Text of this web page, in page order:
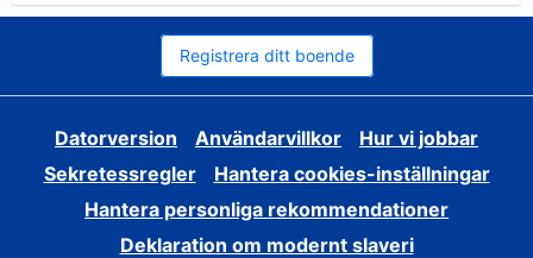
Registrera ditt boende
Datorversion Användarvillkor
Hur vi jobbar
Sekretessregler
Hantera cookies-inställningar
Hantera personliga rekommendationer
Deklaration om modernt slaveri